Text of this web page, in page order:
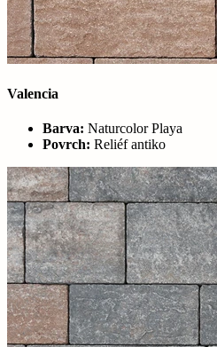
Valencia
Barva: Naturcolor Playa
Povrch: Reliéf antiko